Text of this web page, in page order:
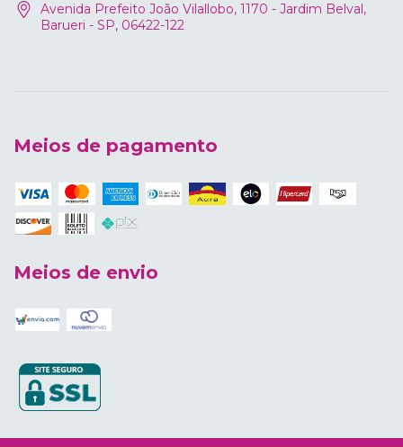
Avenida Prefeito João Vilallobo, 1170 - Jardim Belval,
Barueri - SP, 06422-122
Meios de pagamento
Meios de envio